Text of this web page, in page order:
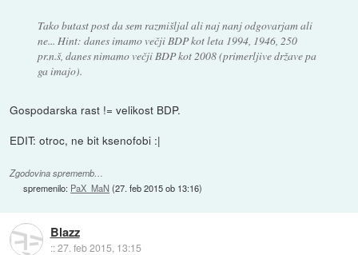
Tako butast post da sem razmišljal ali naj nanj odgovarjam ali
ne... Hint: danes imamo večji BDP kot leta 1994, 1946, 250
pr.n.š, danes nimamo večji BDP kot 2008 (primerljive države pa
ga imajo).
Gospodarska rast != velikost BDP.
EDIT: otroc, ne bit ksenofobi :|
Zgodovina sprememb…
spremenilo: PaX_MaN (27. feb 2015 ob 13:16)
Blazz
::27. feb 2015, 13:15